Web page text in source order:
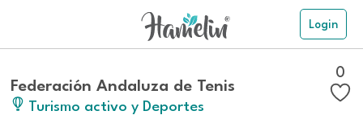
Login
Federación Andaluza de Tenis
Turismo activo y Deportes
0